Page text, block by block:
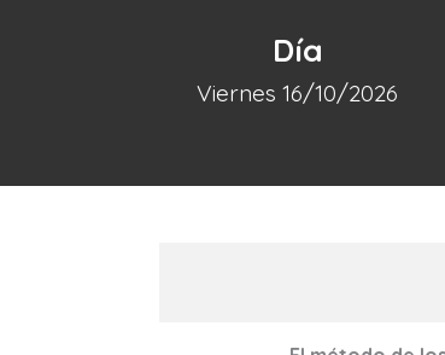
Día
Viernes 16/10/2026